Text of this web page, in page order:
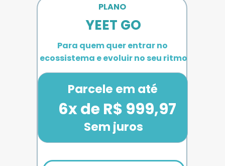
PLANO
YEET GO
Para quem quer entrar no
ecossistema e evoluir no seu ritmo
Parcele em até
Sem juros
6x de R$ 999,97